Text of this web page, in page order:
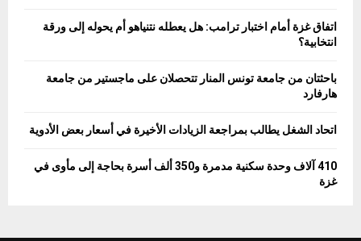
اتفاق غزة أمام اختبار ترامب: هل يعطله نتنياهو أم يحوله إلى ورقة
انتخابية؟
باحثتان من جامعة تونس المنار تتحصلان على ماجستير من جامعة
هارفارد
اتحاد الشغل يطالب بمراجعة الزيادات الأخيرة في أسعار بعض الأدوية
410 آلاف وحدة سكنية مدمرة و350 ألف أسرة بحاجة إلى مأوى في
غزة